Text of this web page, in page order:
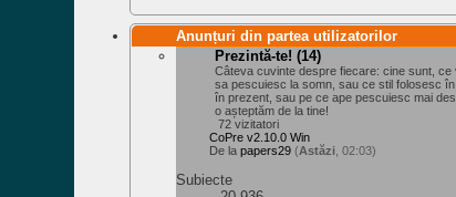
Anunțuri din partea utilizatorilor
Prezintă-te! (14)
Câteva cuvinte despre fiecare: cine sunt,
sa pescuiesc la somn, sau ce stil folosesc
în prezent, sau pe ce ape pescuiesc mai
o așteptăm de la tine!
72 vizitatori
CoPre v2.10.0 Win
De lapapers29 (Astăzi , 02:03)
Subiecte